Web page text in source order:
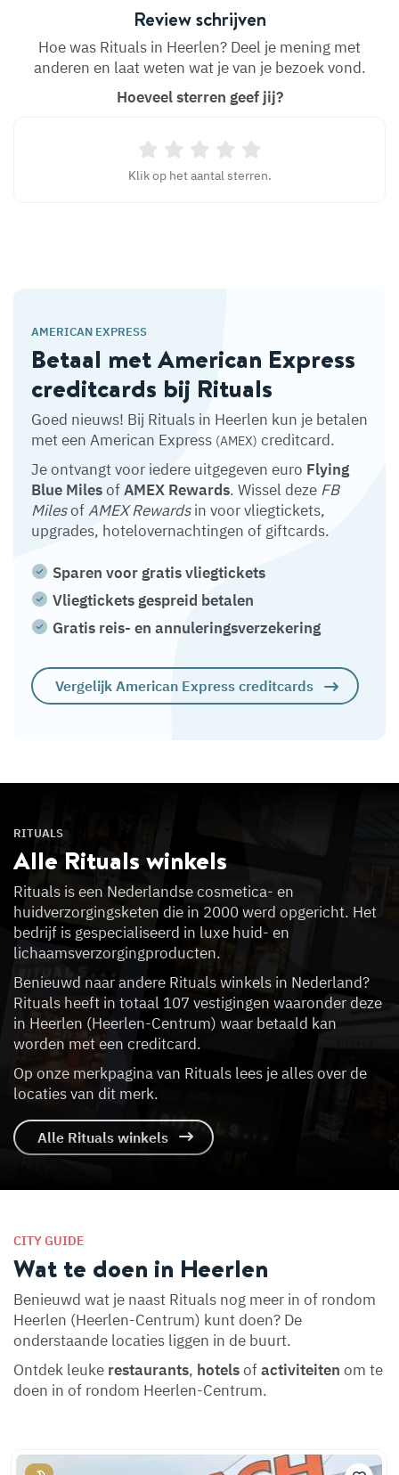
Review schrijven
Hoe was Rituals in Heerlen? Deel je mening met
anderen en laat weten wat je van je bezoek vond.
Hoeveel sterren geef jij?
Klik op het aantal sterren.
AMERICAN EXPRESS
Betaal met American Express
creditcards bij Rituals
Goed nieuws! Bij Rituals in Heerlen kun je betalen
met een American Express (AMEX) creditcard.
Je ontvangt voor iedere uitgegeven euro Flying
Blue MilesofAMEX Rewards. Wissel deze FB
MilesofAMEX Rewardsin voor vliegtickets,
upgrades, hotelovernachtingen of giftcards.
Sparen voor gratis vliegtickets
Vliegtickets gespreid betalen
Gratis reis- en annuleringsverzekering
Vergelijk American Express creditcards
RITUALS
Alle Rituals winkels
Rituals is een Nederlandse cosmetica- en
huidverzorgingsketen die in 2000 werd opgericht. Het
bedrijf is gespecialiseerd in luxe huid- en
lichaamsverzorgingproducten.
Benieuwd naar andere Rituals winkels in Nederland?
Rituals heeft in totaal 107 vestigingen waaronder deze
in Heerlen (Heerlen-Centrum) waar betaald kan
worden met een creditcard.
Op onze merkpagina van Rituals lees je alles over de
locaties van dit merk.
Alle Rituals winkels
CITY GUIDE
Wat te doen in Heerlen
Benieuwd wat je naast Rituals nog meer in of rondom
Heerlen (Heerlen-Centrum) kunt doen? De
onderstaande locaties liggen in de buurt.
Ontdek leuke restaurants, hotelsofactiviteiten om te
doen in of rondom Heerlen-Centrum.